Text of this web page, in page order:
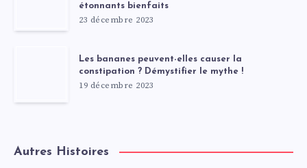
étonnants bienfaits
23 décembre 2023
Les bananes peuvent-elles causer la
constipation ? Démystifier le mythe !
19 décembre 2023
Autres Histoires